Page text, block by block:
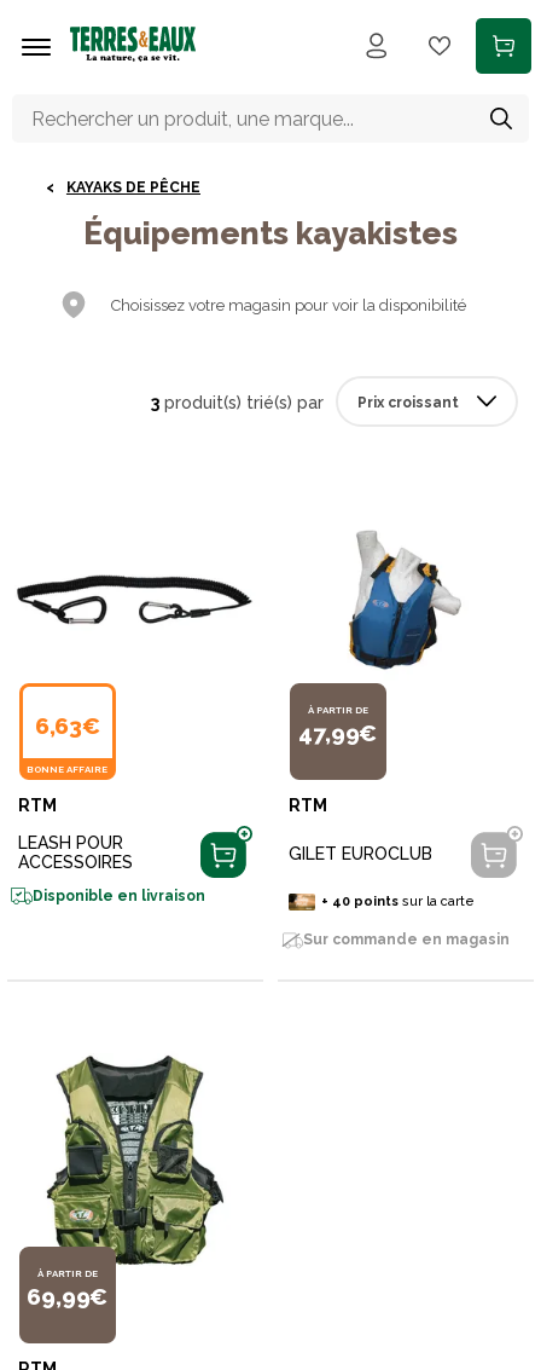
KAYAKS DE PÊCHE
Équipements kayakistes
Choisissez votre magasin pour voir la disponibilité
3 produit(s) trié(s) par
6,63€
BONNE AFFAIRE
RTM
LEASH POUR
ACCESSOIRES
Disponible en livraison
À PARTIR DE
47,99€
RTM
GILET EUROCLUB
+ 40pointssur la carte
Sur commande en magasin
À PARTIR DE
69,99€